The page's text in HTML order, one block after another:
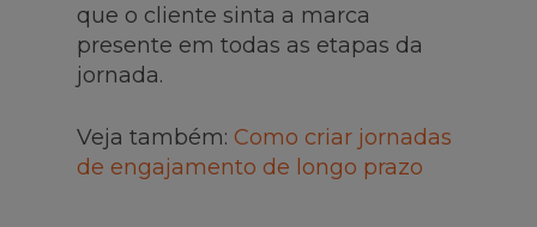
que o cliente sinta a marca
presente em todas as etapas da
jornada.
Veja também: Como criar jornadas
de engajamento de longo prazo